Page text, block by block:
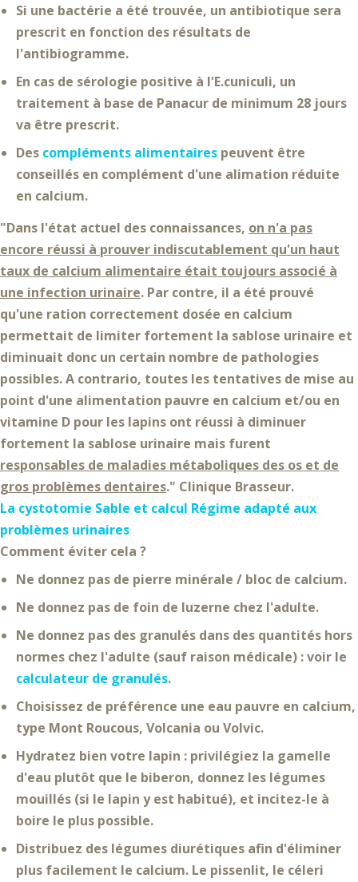
Si une bactérie a été trouvée, un antibiotique sera
prescrit en fonction des résultats de
l'antibiogramme.
En cas de sérologie positive à l'E.cuniculi, un
traitement à base de Panacur de minimum 28 jours
va être prescrit.
Des compléments alimentaires peuvent être
conseillés en complément d'une alimation réduite
en calcium.
"Dans l'état actuel des connaissances, on n'a pas
encore réussi à prouver indiscutablement qu'un haut
taux de calcium alimentaire était toujours associé à
une infection urinaire. Par contre, il a été prouvé
qu'une ration correctement dosée en calcium
permettait de limiter fortement la sablose urinaire et
diminuait donc un certain nombre de pathologies
possibles. A contrario, toutes les tentatives de mise au
point d'une alimentation pauvre en calcium et/ou en
vitamine D pour les lapins ont réussi à diminuer
fortement la sablose urinaire mais furent
responsables de maladies métaboliques des os et de
gros problèmes dentaires." Clinique Brasseur.
La cystotomie Sable et calcul Régime adapté aux
problèmes urinaires
Comment éviter cela ?
Ne donnez pas de pierre minérale / bloc de calcium.
Ne donnez pas de foin de luzerne chez l'adulte.
Ne donnez pas des granulés dans des quantités hors
normes chez l'adulte (sauf raison médicale) : voir le
calculateur de granulés.
Choisissez de préférence une eau pauvre en calcium,
type Mont Roucous, Volcania ou Volvic.
Hydratez bien votre lapin : privilégiez la gamelle
d'eau plutôt que le biberon, donnez les légumes
mouillés (si le lapin y est habitué), et incitez-le à
boire le plus possible.
Distribuez des légumes diurétiques afin d'éliminer
plus facilement le calcium. Le pissenlit, le céleri